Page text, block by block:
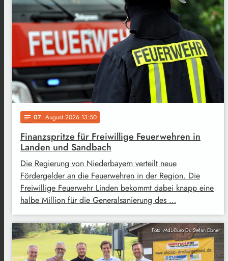
notes 07. August 2026 13:50
Finanzspritze für Freiwillige Feuerwehren in
Landen und Sandbach
Die Regierung von Niederbayern verteilt neue
Fördergelder an die Feuerwehren in der Region. Die
Freiwillige Feuerwehr Linden bekommt dabei knapp eine
halbe Million für die Generalsanierung des …
Foto: MdL-Büro Dr. Stefan Ebner